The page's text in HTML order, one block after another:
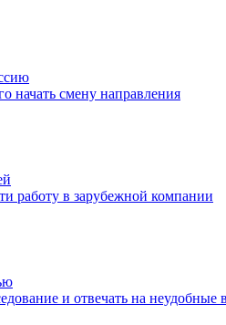
начать смену направления
работу в зарубежной компании
и отвечать на неудобные